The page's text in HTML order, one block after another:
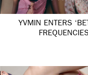
YVMIN ENTERS